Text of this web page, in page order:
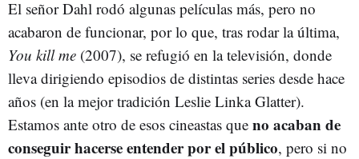
El señor Dahl rodó algunas películas más, pero no
acabaron de funcionar, por lo que, tras rodar la última,
You kill me (2007), se refugió en la televisión, donde
lleva dirigiendo episodios de distintas series desde hace
años (en la mejor tradición Leslie Linka Glatter).
Estamos ante otro de esos cineastas que no acaban de
conseguir hacerse entender por el público, pero si no